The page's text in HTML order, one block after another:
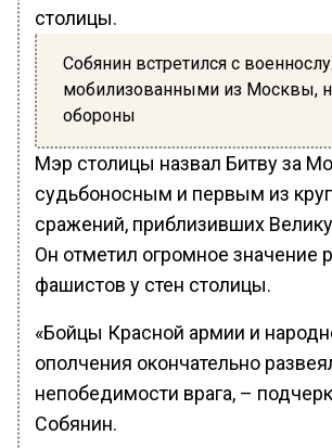
столицы.
Собянин встретился с
мобилизованными из Москвы,
обороны
Мэр столицы назвал Битву за
судьбоносным и первым из
сражений, приблизивших
Он отметил огромное значение
фашистов у стен столицы.
«Бойцы Красной армии и
ополчения окончательно
непобедимости врага, –
Собянин.